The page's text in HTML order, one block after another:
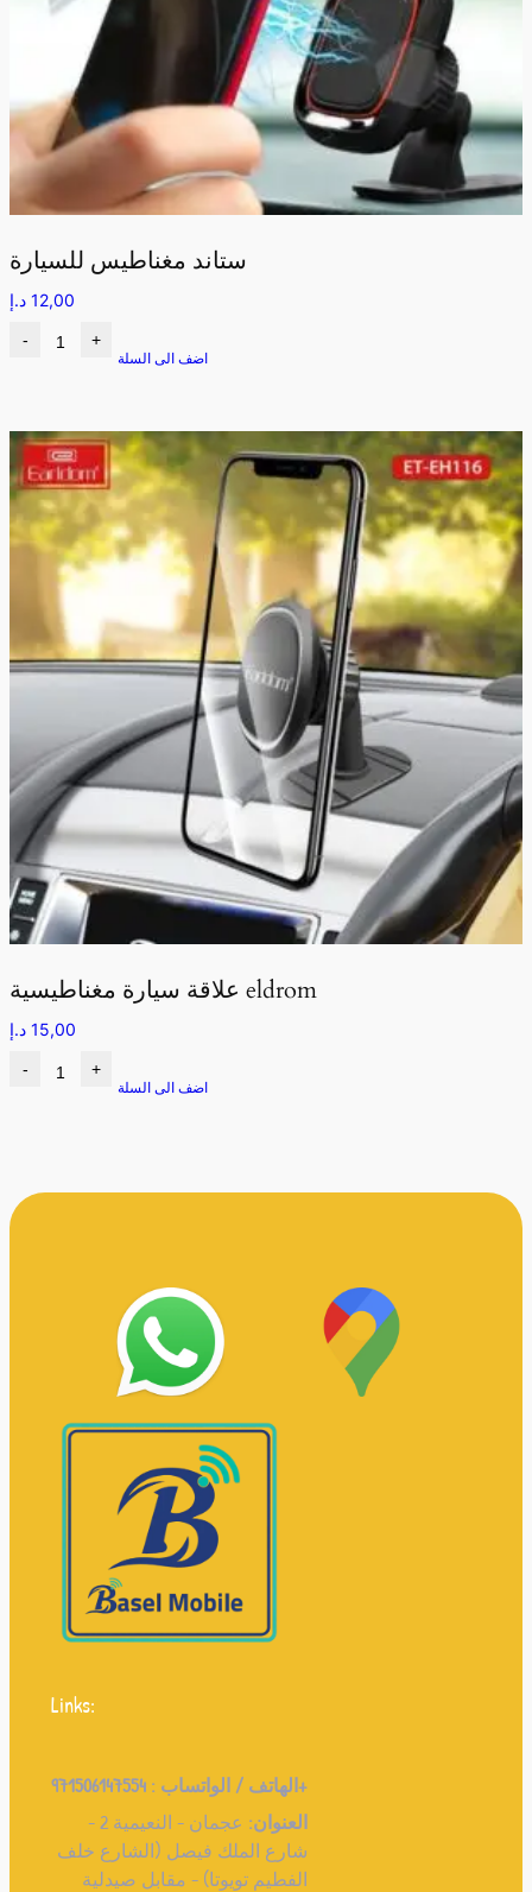
ستاند مغناطيس للسيارة
12,00 د.إ
- +
اضف الى السلة
علاقة سيارة مغناطيسية eldrom
15,00 د.إ
- +
اضف الى السلة
Links:
الهاتف / الواتساب :971506147554+
العنوان:
عجمان - النعيمية 2 -
شارع الملك فيصل (الشارع خلف
الفطيم تويوتا) - مقابل صيدلية